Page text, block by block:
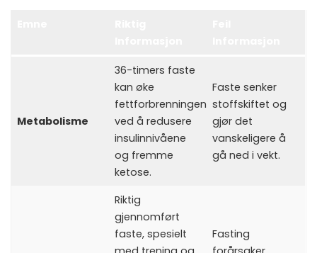
Metabolisme
36-timers faste
kan øke
fettforbrenningen
ved å redusere
insulinnivåene
og fremme
ketose.
Faste senker
stoffskiftet og
gjør det
vanskeligere å
gå ned i vekt.
Riktig
gjennomført
faste, spesielt
Fasting